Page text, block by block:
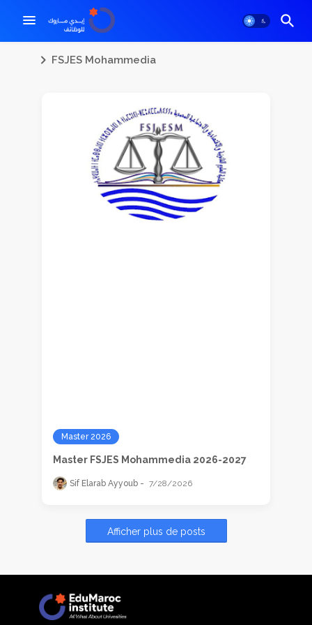
FSJES Mohammedia
Master 2026
Master FSJES Mohammedia 2026-2027
Sif Elarab Ayyoub 7/28/2026
Afficher plus de posts